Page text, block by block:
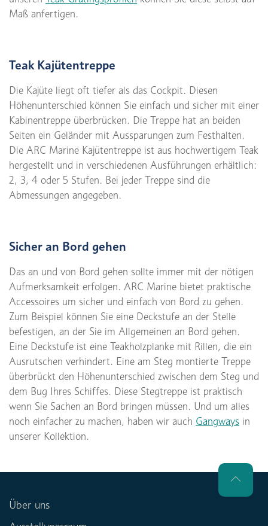
Maß anfertigen.
Teak Kajütentreppe
Die Kajüte liegt oft tiefer als das Cockpit. Diesen
Höhenunterschied können Sie einfach und sicher mit einer
Kabinentreppe überbrücken. Die Treppe hat an beiden
Seiten ein Geländer mit Aussparungen zum Festhalten.
Die ARC Marine Kajütentreppe ist aus hochwertigem Teak
hergestellt und in verschiedenen Ausführungen erhältlich:
2, 3, 4 oder 5 Stufen. Bei jeder Treppe sind die
Abmessungen angegeben.
Sicher an Bord gehen
Das an und von Bord gehen sollte immer mit der nötigen
Aufmerksamkeit erfolgen. ARC Marine bietet praktische
Accessoires um sicher und einfach von Bord zu gehen.
Zum Beispiel können Sie eine Deckstufe an der Stelle
befestigen, an der Sie im Allgemeinen an Bord gehen.
Eine Deckstufe ist eine Teakholzplanke mit Rillen, die ein
Ausrutschen verhindert. Eine am Steg montierte Treppe
überbrückt den Höhenunterschied zwischen dem Steg und
dem Bug Ihres Schiffes. Diese Stegtreppe ist praktisch
wenn Sie Sachen an Bord bringen müssen. Und um alles
noch einfacher zu machen, haben wir auch Gangways in
unserer Kollektion.
Über uns